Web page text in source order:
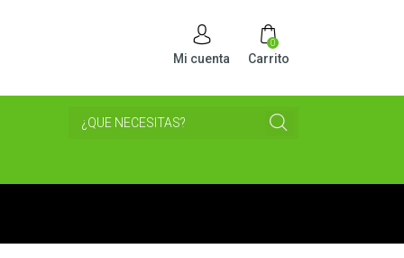
Carrito
0
Mi cuenta